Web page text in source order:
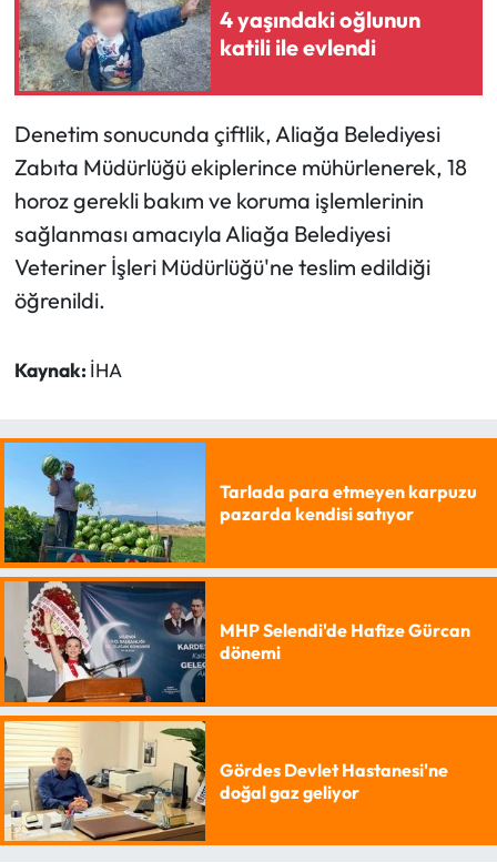
4 yaşındaki oğlunun
katili ile evlendi
Denetim sonucunda çiftlik, Aliağa Belediyesi
Zabıta Müdürlüğü ekiplerince mühürlenerek, 18
horoz gerekli bakım ve koruma işlemlerinin
sağlanması amacıyla Aliağa Belediyesi
Veteriner İşleri Müdürlüğü'ne teslim edildiği
öğrenildi.
Kaynak: İHA
Tarlada para etmeyen karpuzu
pazarda kendisi satıyor
MHP Selendi'de Hafize Gürcan
dönemi
Gördes Devlet Hastanesi'ne
doğal gaz geliyor